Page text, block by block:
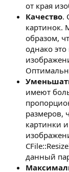
от края
Качество.
картинок.
образом,
однако
имеют
размеров,
картинки
данный